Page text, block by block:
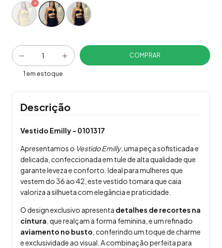
1 em estoque
Descrição
Vestido Emilly - 0101317
Apresentamos o Vestido Emilly, uma peça sofisticada e
delicada, confeccionada em tule de alta qualidade que
garante leveza e conforto. Ideal para mulheres que
vestem do 36 ao 42, este vestido tomara que caia
valoriza a silhueta com elegância e praticidade.
O design exclusivo apresenta detalhes de recortes na
cintura , que realçam a forma feminina, e um refinado
aviamento no busto , conferindo um toque de charme
e exclusividade ao visual. A combinação perfeita para